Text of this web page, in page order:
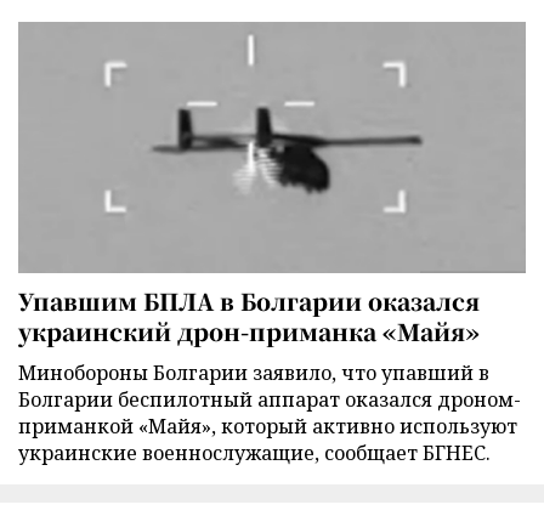
Упавшим БПЛА в Болгарии оказался
украинский дрон-приманка «Майя»
Минобороны Болгарии заявило, что упавший в
Болгарии беспилотный аппарат оказался дроном-
приманкой «Майя», который активно используют
украинские военнослужащие, сообщает БГНЕС.